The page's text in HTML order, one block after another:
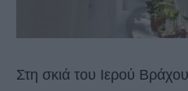
Στη σκιά του Ιερού